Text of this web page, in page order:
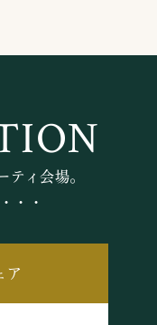
ィ会場。
・・
ア